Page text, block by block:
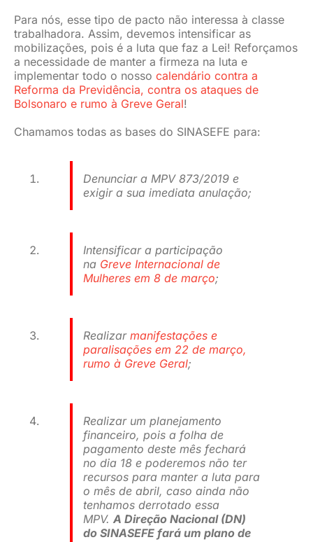
Para nós, esse tipo de pacto não interessa à classe
trabalhadora. Assim, devemos intensificar as
mobilizações, pois é a luta que faz a Lei! Reforçamos
a necessidade de manter a firmeza na luta e
implementar todo o nosso calendário contra a
Reforma da Previdência, contra os ataques de
Bolsonaro e rumo à Greve Geral!
Chamamos todas as bases do SINASEFE para:
Denunciar a MPV 873/2019 e
exigir a sua imediata anulação;
Intensificar a participação
na Greve Internacional de
Mulheres em 8 de março;
Realizar manifestações e
paralisações em 22 de março,
rumo à Greve Geral;
Realizar um planejamento
financeiro, pois a folha de
pagamento deste mês fechará
no dia 18 e poderemos não ter
recursos para manter a luta para
o mês de abril, caso ainda não
tenhamos derrotado essa
MPV. A Direção Nacional (DN)
do SINASEFE fará um plano de